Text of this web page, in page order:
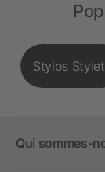
Stylos
Qui sommes-